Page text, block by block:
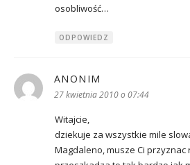
osobliwość…
ODPOWIEDZ
ANONIM
27 kwietnia 2010 o 07:44
Witajcie,
dziekuje za wszystkie mile
Magdaleno, musze Ci przyznac